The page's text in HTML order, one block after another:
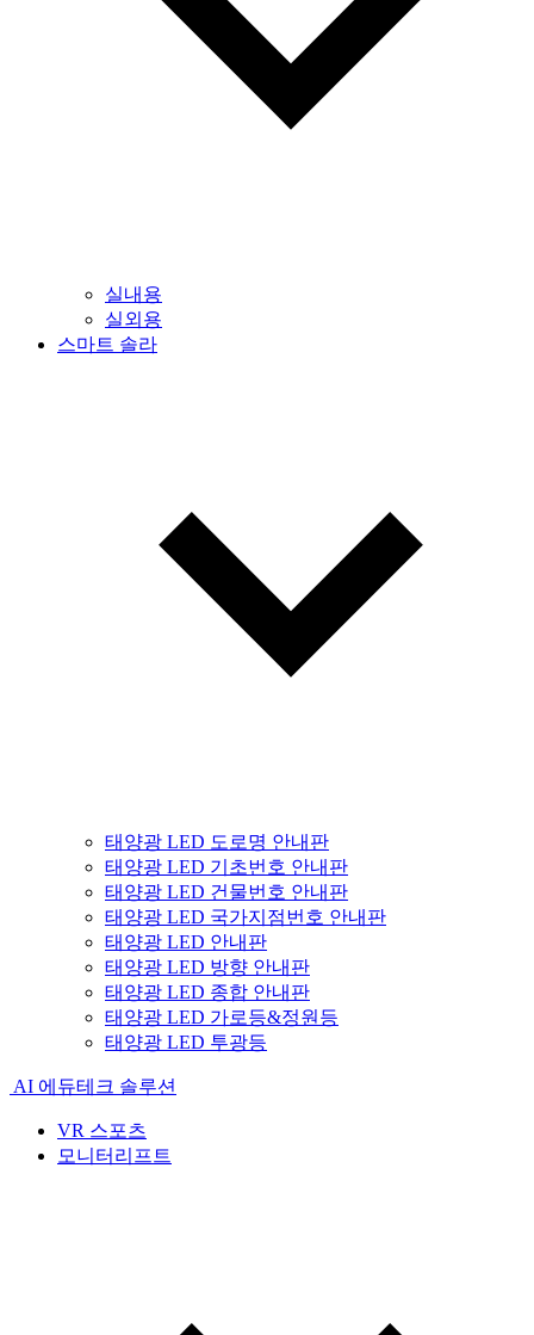
실내용
실외용
스마트 솔라
태양광 LED 도로명 안내판
태양광 LED 기초번호 안내판
태양광 LED 건물번호 안내판
태양광 LED 국가지점번호 안내판
태양광 LED 안내판
태양광 LED 방향 안내판
태양광 LED 종합 안내판
태양광 LED 가로등&정원등
태양광 LED 투광등
AI 에듀테크 솔루션
VR 스포츠
모니터리프트